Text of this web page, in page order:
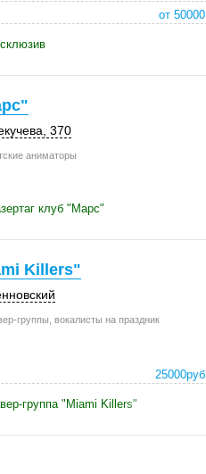
от 50000
370
аниматоры
клуб "Марс"
Killers"
группы, вокалисты на праздник
25000руб
группа "Miami Killers"